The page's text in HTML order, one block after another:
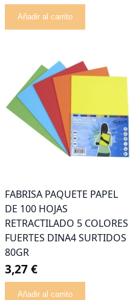
Añadir al carrito
FABRISA PAQUETE PAPEL
DE 100 HOJAS
RETRACTILADO 5 COLORES
FUERTES DINA4 SURTIDOS
80GR
3,27 €
Añadir al carrito